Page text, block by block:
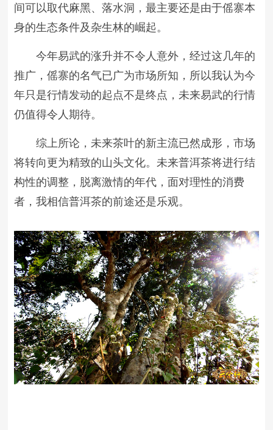
间可以取代麻黑、落水洞，最主要还是由于傜寨本
身的生态条件及杂生林的崛起。
今年易武的涨升并不令人意外，经过这几年的
推广，傜寨的名气已广为市场所知，所以我认为今
年只是行情发动的起点不是终点，未来易武的行情
仍值得令人期待。
综上所论，未来茶叶的新主流已然成形，市场
将转向更为精致的山头文化。未来普洱茶将进行结
构性的调整，脱离激情的年代，面对理性的消费
者，我相信普洱茶的前途还是乐观。